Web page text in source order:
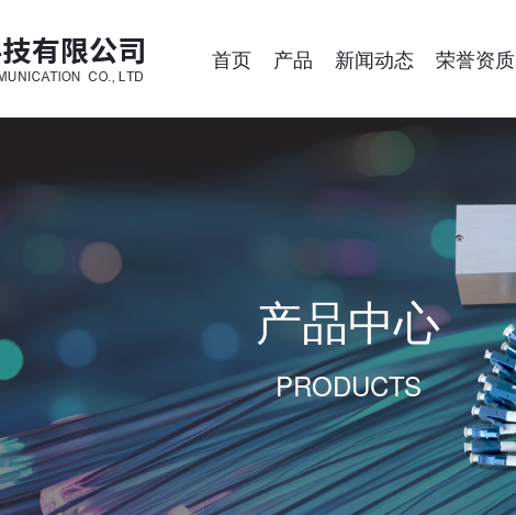
首页 产品 新闻动态 荣誉资质
产品中心
PRODUCTS